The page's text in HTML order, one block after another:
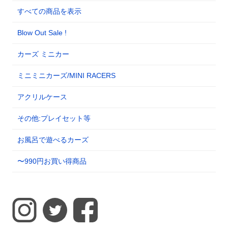
すべての商品を表示
Blow Out Sale !
カーズ ミニカー
ミニミニカーズ/MINI RACERS
アクリルケース
その他:プレイセット等
お風呂で遊べるカーズ
〜990円お買い得商品